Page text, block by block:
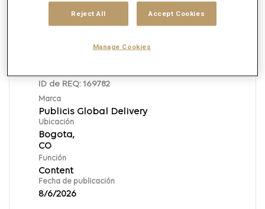
Aplica ahora
English
ID de REQ: 169782
Marca
Publicis Global Delivery
Ubicación
Bogota,
Función
Content
Fecha de publicación
8/6/2026
Reject All Accept Cookies
Manage Cookies